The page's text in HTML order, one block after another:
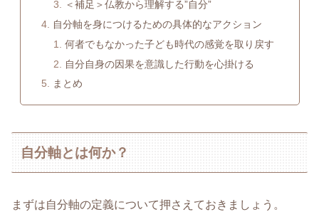
＜補足＞仏教から理解する”自分”
自分軸を身につけるための具体的なアクション
何者でもなかった子ども時代の感覚を取り戻す
自分自身の因果を意識した行動を心掛ける
まとめ
自分軸とは何か？
まずは自分軸の定義について押さえておきましょう。